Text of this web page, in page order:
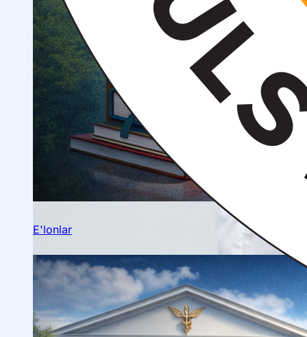
Ilmiy konferensiyalar
Talabalar ilmiy jamiyati
E'lonlar